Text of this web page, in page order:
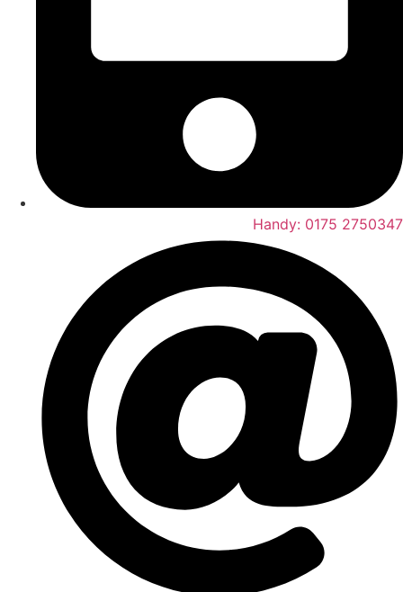
Handy: 0175 2750347